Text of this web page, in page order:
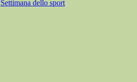
Settimana dello sport